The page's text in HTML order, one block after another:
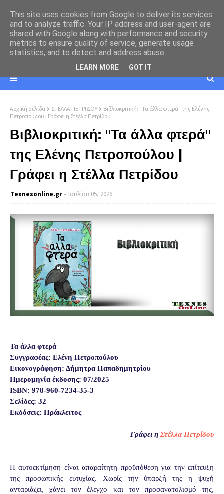
Αρχική σελίδα ΣΤΕΛΛΑ ΠΕΤΡΙΔΟΥ
Βιβλιοκριτική: "Τα άλλα φτερά" της Ελένης
Πετροπούλου | Γράφει η Στέλλα Πετρίδου
Βιβλιοκριτική: "Τα άλλα φτερά"
της Ελένης Πετροπούλου |
Γράφει η Στέλλα Πετρίδου
Texnesοnline.gr Ιουλίου 05, 2026
Τα άλλα φτερά
Συγγραφέας: Ελένη Πετροπούλου
Εικονογράφηση: Δήμητρα Παπαδημητρίου
Ημερομηνία έκδοσης: 07/2025
ISBN: 978-960-7234-35-3
Σελίδες: 32
Εκδόσεις: Ηράκλειτος
Γράφει η Στέλλα Πετρίδου
Η αυτοεκτίμηση είναι απαραίτητη προϋπόθεση για την επίτευξη
της προσωπικής ευτυχίας. Χωρίς την ύπαρξή της η ψυχή
ανταριάζει, χάνει τον έλεγχο και τον προσανατολισμό της,
This site uses cookies from Google to deliver its services
and to analyze traffic. Your IP address and user-agent are
shared with Google along with performance and security
metrics to ensure quality of service, generate usage
statistics, and to detect and address abuse.
LEARN MORE GOT IT